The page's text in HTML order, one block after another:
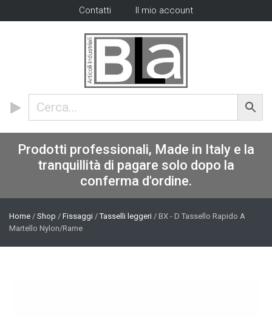
Contatti Il mio account
Prodotti professionali, Made in Italy e la
tranquillità di pagare solo dopo la
conferma d'ordine.
Home / Shop / Fissaggi /Tasselli leggeri / BX - D Tassello Rapido A
Martello Nylon/Rame